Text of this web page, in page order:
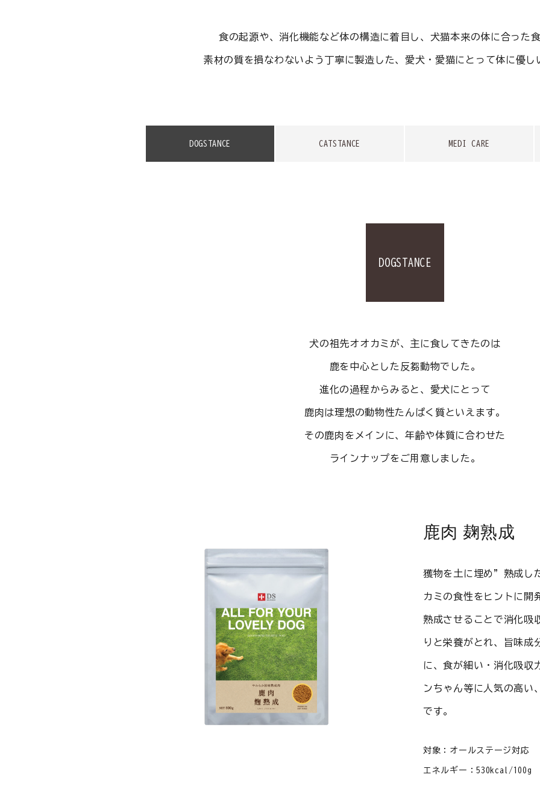
食の起源や、消化機能など体の構造に着目し、犬猫本来の体に合った食
素材の質を損なわないよう丁寧に製造した、愛犬・愛猫にとって体に優し
DOGSTANCE CATSTANCE MEDI CARE
DOGSTANCE
犬の祖先オオカミが、主に食してきたのは
鹿を中心とした反芻動物でした。
進化の過程からみると、愛犬にとって
鹿肉は理想の動物性たんぱく質といえます。
その鹿肉をメインに、年齢や体質に合わせた
ラインナップをご用意しました。
鹿肉 麹熟成
獲物を土に埋め”熟成し
カミの食性をヒントに開
熟成させることで消化吸
りと栄養がとれ、旨味成
に、食が細い・消化吸収
ンちゃん等に人気の高い
です。
対象：オールステージ対応
エネルギー：530kcal/100g